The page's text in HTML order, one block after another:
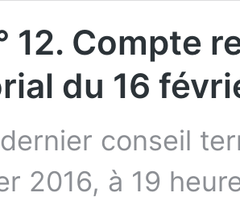
12. Compte
du 16
dernier conseil
2016, à 19